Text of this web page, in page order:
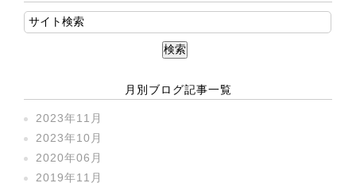
月別ブログ記事一覧
2023年11月
2023年10月
2020年06月
2019年11月